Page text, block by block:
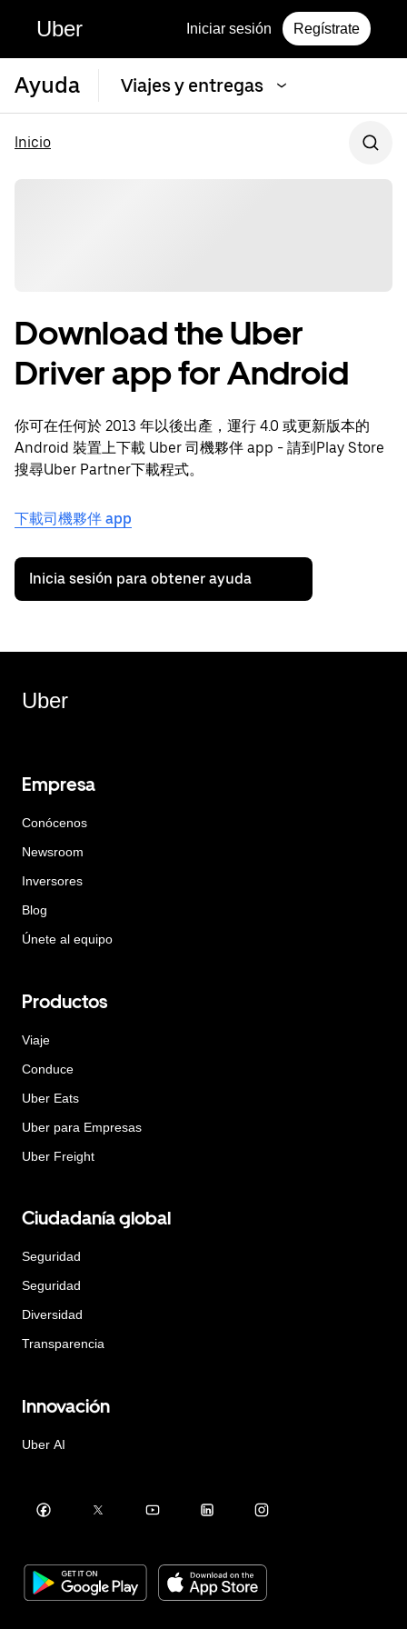
Uber Iniciar sesión Regístrate
Ayuda Viajes y entregas
Inicio
Download the Uber
Driver app for Android
你可在任何於 2013 年以後出產，運行 4.0 或更新版本的
Android 裝置上下載 Uber 司機夥伴 app - 請到Play Store
搜尋Uber Partner下載程式。
下載司機夥伴 app
Inicia sesión para obtener ayuda
Uber
Empresa
Conócenos
Newsroom
Inversores
Blog
Únete al equipo
Productos
Viaje
Conduce
Uber Eats
Uber para Empresas
Uber Freight
Ciudadanía global
Seguridad
Seguridad
Diversidad
Transparencia
Innovación
Uber AI